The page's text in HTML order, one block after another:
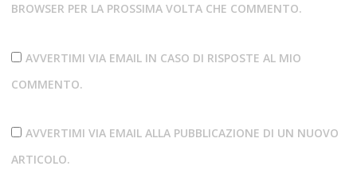
BROWSER PER LA PROSSIMA VOLTA CHE COMMENTO.
AVVERTIMI VIA EMAIL IN CASO DI RISPOSTE AL MIO
COMMENTO.
AVVERTIMI VIA EMAIL ALLA PUBBLICAZIONE DI UN NUOVO
ARTICOLO.